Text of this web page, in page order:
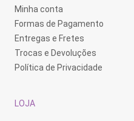
Minha conta
Formas de Pagamento
Entregas e Fretes
Trocas e Devoluções
Política de Privacidade
LOJA